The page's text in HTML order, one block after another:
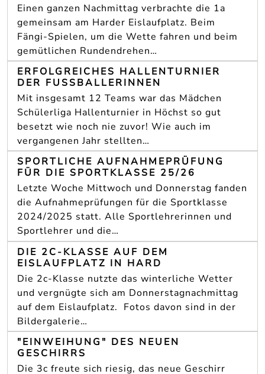
Einen ganzen Nachmittag verbrachte die 1a
gemeinsam am Harder Eislaufplatz. Beim
Fängi-Spielen, um die Wette fahren und beim
gemütlichen Rundendrehen…
ERFOLGREICHES HALLENTURNIER
DER FUSSBALLERINNEN
Mit insgesamt 12 Teams war das Mädchen
Schülerliga Hallenturnier in Höchst so gut
besetzt wie noch nie zuvor! Wie auch im
vergangenen Jahr stellten…
SPORTLICHE AUFNAHMEPRÜFUNG
FÜR DIE SPORTKLASSE 25/26
Letzte Woche Mittwoch und Donnerstag fanden
die Aufnahmeprüfungen für die Sportklasse
2024/2025 statt. Alle Sportlehrerinnen und
Sportlehrer und die…
DIE 2C-KLASSE AUF DEM
EISLAUFPLATZ IN HARD
Die 2c-Klasse nutzte das winterliche Wetter
und vergnügte sich am Donnerstagnachmittag
auf dem Eislaufplatz. Fotos davon sind in der
Bildergalerie…
"EINWEIHUNG" DES NEUEN
GESCHIRRS
Die 3c freute sich riesig, das neue Geschirr